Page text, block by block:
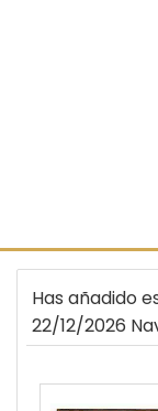
Has añadido
22/12/2026